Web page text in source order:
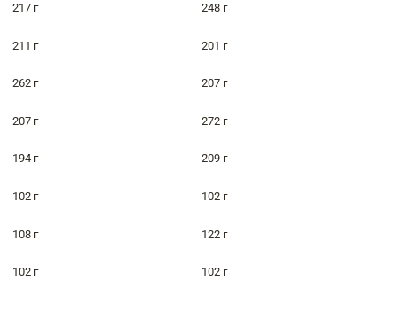
217 г 248 г
211 г 201 г
262 г 207 г
207 г 272 г
194 г 209 г
102 г 102 г
108 г 122 г
102 г 102 г